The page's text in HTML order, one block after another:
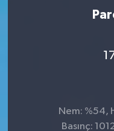
Nem: %54,
Basınç: